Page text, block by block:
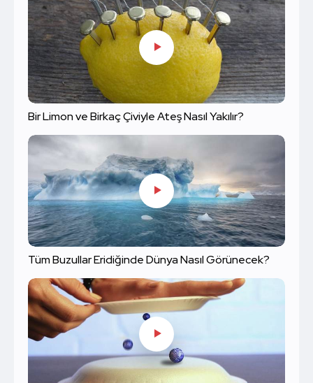
Bir Limon ve Birkaç Çiviyle Ateş Nasıl Yakılır?
Tüm Buzullar Eridiğinde Dünya Nasıl Görünecek?